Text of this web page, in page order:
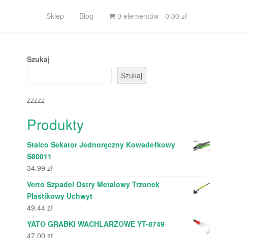
Sklep Blog 0 elementów - 0.00 zł
Szukaj
Szukaj
zzzzz
Produkty
Stalco Sekator Jednoręczny Kowadełkowy
S80011
34.99 zł
Verto Szpadel Ostry Metalowy Trzonek
Plastikowy Uchwyt
49.44 zł
YATO GRABKI WACHLARZOWE YT-8749
47.00 zł